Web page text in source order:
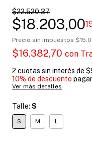
$22.520,37
$18.203,00
Precio sin impuestos
$16.382,70 con
2 cuotas sin interés de
10% de descuento
Ver más detalles
Talle: S
S M L